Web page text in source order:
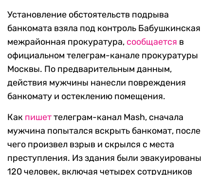
Установление обстоятельств подрыва
банкомата взяла под контроль Бабушкинская
межрайонная прокуратура, сообщается в
официальном телеграм-канале прокуратуры
Москвы. По предварительным данным,
действия мужчины нанесли повреждения
банкомату и остеклению помещения.
Как пишеттелеграм-канал Mash, сначала
мужчина попытался вскрыть банкомат, после
чего произвел взрыв и скрылся с места
преступления. Из здания были эвакуированы
120 человек, включая четырех сотрудников